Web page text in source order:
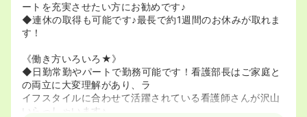
ートを充実させたい方にお勧めです♪
◆連休の取得も可能です♪最長で約1週間のお休みが取れま
す！
《働き方いろいろ★》
◆日勤常勤やパートで勤務可能です！看護部長はご家庭と
の両立に大変理解があり、ラ
イフスタイルに合わせて活躍されている看護師さんが沢山
いらっしゃいます♪